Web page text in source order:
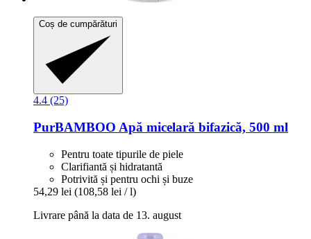
Coș de cumpărături
4.4 (25)
PurBAMBOO Apă micelară bifazică, 500 ml
Pentru toate tipurile de piele
Clarifiantă și hidratantă
Potrivită și pentru ochi și buze
54,29 lei (108,58 lei / l)
Livrare până la data de 13. august